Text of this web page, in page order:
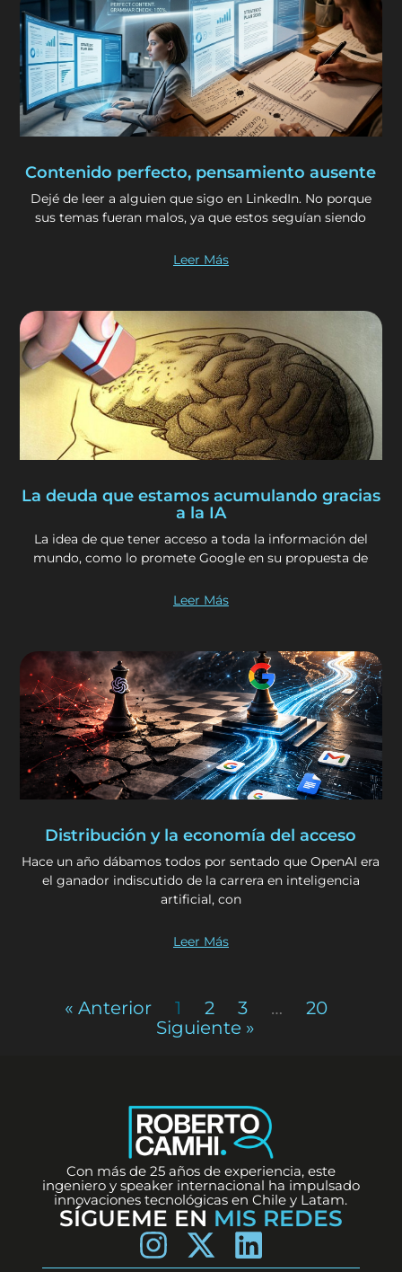
Contenido perfecto, pensamiento ausente
Dejé de leer a alguien que sigo en LinkedIn. No porque
sus temas fueran malos, ya que estos seguían siendo
Leer Más
La deuda que estamos acumulando gracias
a la IA
La idea de que tener acceso a toda la información del
mundo, como lo promete Google en su propuesta de
Leer Más
Distribución y la economía del acceso
Hace un año dábamos todos por sentado que OpenAI era
el ganador indiscutido de la carrera en inteligencia
artificial, con
Leer Más
« Anterior 1 2 3 …
20
Siguiente »
Con más de 25 años de experiencia, este
ingeniero y speaker internacional ha impulsado
innovaciones tecnológicas en Chile y Latam.
SÍGUEME EN MIS REDES